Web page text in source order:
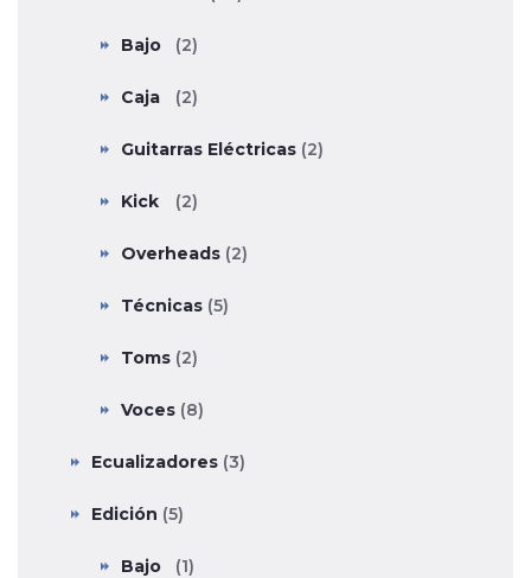
Bajo (2)
Caja (2)
Guitarras Eléctricas (2)
Kick (2)
Overheads (2)
Técnicas (5)
Toms (2)
Voces (8)
Ecualizadores (3)
Edición (5)
Bajo (1)